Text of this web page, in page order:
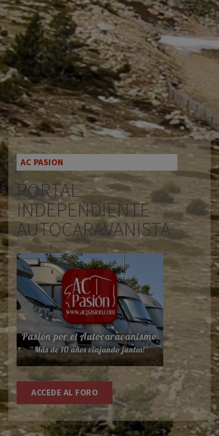
AC PASION
PORTAL
INDEPENDIENTE
AUTOCARAVANISTA
ACCEDE AL FORO